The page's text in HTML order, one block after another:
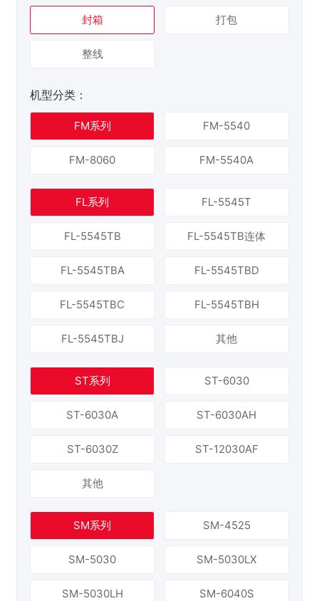
封箱 打包
整线
机型分类：
FM系列 FM-5540
FM-8060 FM-5540A
FL系列 FL-5545T
FL-5545TB FL-5545TB连体
FL-5545TBA FL-5545TBD
FL-5545TBC FL-5545TBH
FL-5545TBJ 其他
ST系列 ST-6030
ST-6030A ST-6030AH
ST-6030Z ST-12030AF
其他
SM系列 SM-4525
SM-5030 SM-5030LX
SM-5030LH SM-6040S